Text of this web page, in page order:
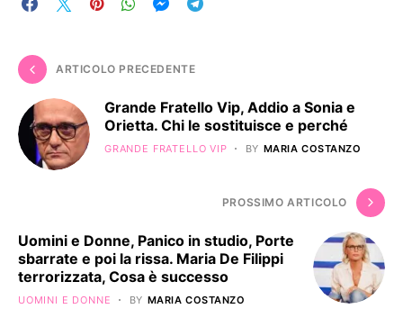
ARTICOLO PRECEDENTE
Grande Fratello Vip, Addio a Sonia e
Orietta. Chi le sostituisce e perché
GRANDE FRATELLO VIP BY MARIA COSTANZO
PROSSIMO ARTICOLO
Uomini e Donne, Panico in studio, Porte
sbarrate e poi la rissa. Maria De Filippi
terrorizzata, Cosa è successo
UOMINI E DONNE BY MARIA COSTANZO